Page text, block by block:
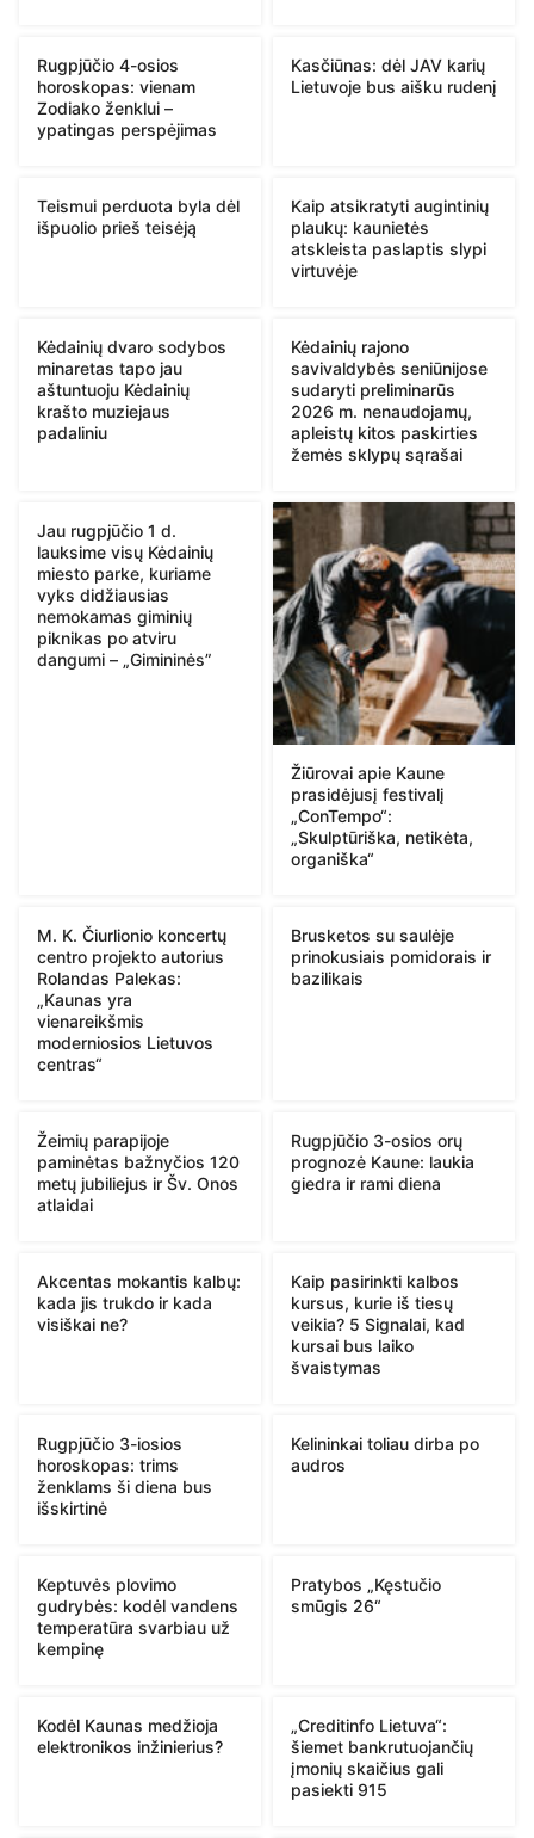
Rugpjūčio 4-osios
horoskopas: vienam
Zodiako ženklui –
ypatingas perspėjimas
Kasčiūnas: dėl JAV karių
Lietuvoje bus aišku rudenį
Teismui perduota byla dėl
išpuolio prieš teisėją
Kaip atsikratyti augintinių
plaukų: kaunietės
atskleista paslaptis slypi
virtuvėje
Kėdainių dvaro sodybos
minaretas tapo jau
aštuntuoju Kėdainių
krašto muziejaus
padaliniu
Kėdainių rajono
savivaldybės seniūnijose
sudaryti preliminarūs
2026 m. nenaudojamų,
apleistų kitos paskirties
žemės sklypų sąrašai
Jau rugpjūčio 1 d.
lauksime visų Kėdainių
miesto parke, kuriame
vyks didžiausias
nemokamas giminių
piknikas po atviru
dangumi – „Gimininės”
Žiūrovai apie Kaune
prasidėjusį festivalį
„ConTempo“:
„Skulptūriška, netikėta,
organiška“
M. K. Čiurlionio koncertų
centro projekto autorius
Rolandas Palekas:
„Kaunas yra
vienareikšmis
moderniosios Lietuvos
centras“
Brusketos su saulėje
prinokusiais pomidorais ir
bazilikais
Žeimių parapijoje
paminėtas bažnyčios 120
metų jubiliejus ir Šv. Onos
atlaidai
Rugpjūčio 3-osios orų
prognozė Kaune: laukia
giedra ir rami diena
Akcentas mokantis kalbų:
kada jis trukdo ir kada
visiškai ne?
Kaip pasirinkti kalbos
kursus, kurie iš tiesų
veikia? 5 Signalai, kad
kursai bus laiko
švaistymas
Rugpjūčio 3-iosios
horoskopas: trims
ženklams ši diena bus
išskirtinė
Kelininkai toliau dirba po
audros
Keptuvės plovimo
gudrybės: kodėl vandens
temperatūra svarbiau už
kempinę
Pratybos „Kęstučio
smūgis 26“
Kodėl Kaunas medžioja
elektronikos inžinierius?
„Creditinfo Lietuva“:
šiemet bankrutuojančių
įmonių skaičius gali
pasiekti 915